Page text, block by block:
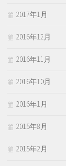
2017年1月
2016年12月
2016年11月
2016年10月
2016年1月
2015年8月
2015年2月